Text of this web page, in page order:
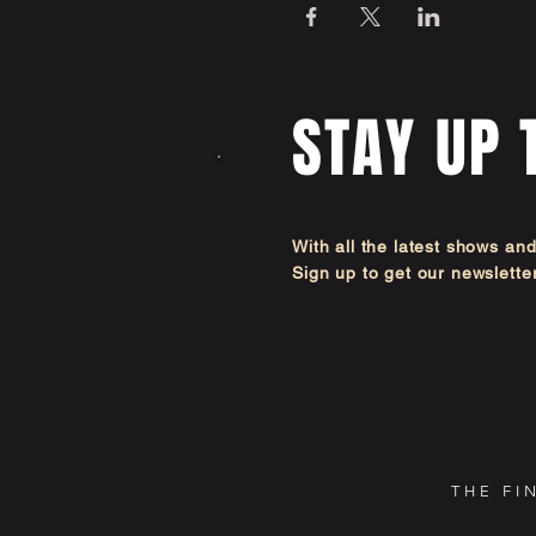
STAY UP
With all the latest shows
Sign up to get our
THE